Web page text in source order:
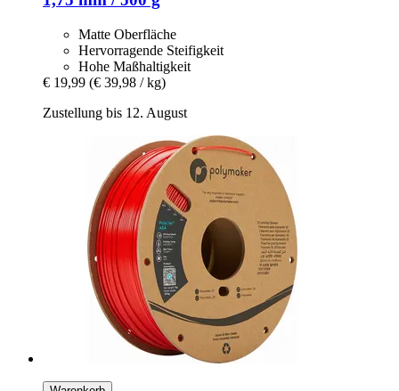
Matte Oberfläche
Hervorragende Steifigkeit
Hohe Maßhaltigkeit
€ 19,99 (€ 39,98 / kg)
Zustellung bis 12. August